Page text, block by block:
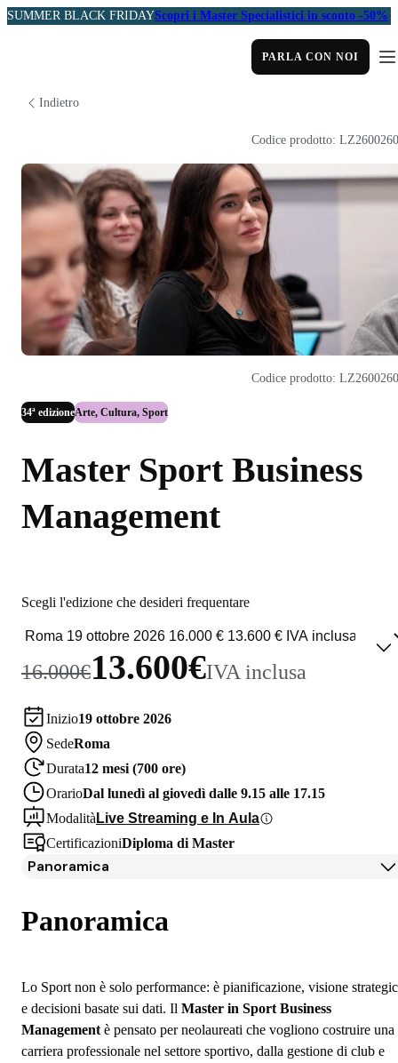
SUMMER BLACK FRIDAYScopri i Master Specialistici in sconto -50%
PARLA CON NOI
Indietro
34ª edizioneArte, Cultura, Sport
Master Sport Business
Management
Scegli l'edizione che desideri frequentare
16.000€13.600€IVA inclusa
Inizio19 ottobre 2026
SedeRoma
Durata12 mesi (700 ore)
OrarioDal lunedì al giovedì dalle 9.15 alle 17.15
Modalità Live Streaming e In Aula
CertificazioniDiploma di Master
Codice prodotto:
Codice prodotto:
Panoramica
Programma
Docenti
Iscrizione
Borse di studio e finanziamenti
Open Day
Domande frequenti
Panoramica
Lo Sport non è solo performance: è pianificazione, visione
e decisioni basate sui dati. Il Master in Sport Business
Management è pensato per neolaureati che vogliono costruire una
carriera professionale nel settore sportivo, dalla gestione di club e